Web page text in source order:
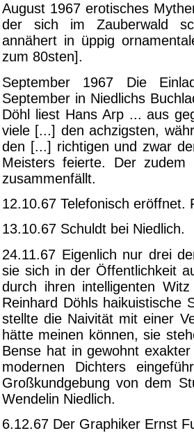
August 1967 erotisches
der sich im Zauberwald
annähert in üppig
zum 80sten].
September 1967 Die
September in Niedlichs
Döhl liest Hans Arp ... aus
viele [...] den achzigsten,
den [...] richtigen und zwar
Meisters feierte. Der zudem
zusammenfällt.
12.10.67 Telefonisch eröffnet.
13.10.67 Schuldt bei Niedlich.
24.11.67 Eigenlich nur drei
sie sich in der Öffentlichkeit
durch ihren intelligenten
Reinhard Döhls haikuistische
stellte die Naivität mit einer
hätte meinen können, sie
Bense hat in gewohnt
modernen Dichters
Großkundgebung von dem
Wendelin Niedlich.
6.12.67 Der Graphiker Ernst